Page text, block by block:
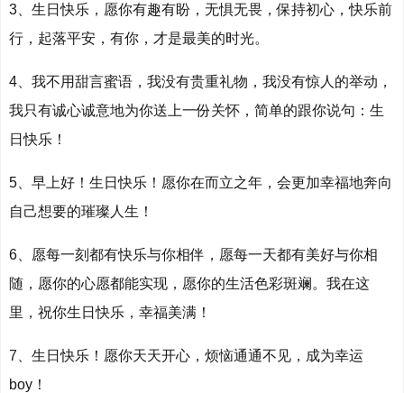
3、生日快乐，愿你有趣有盼，无惧无畏，保持初心，快乐前
行，起落平安，有你，才是最美的时光。
4、我不用甜言蜜语，我没有贵重礼物，我没有惊人的举动，
我只有诚心诚意地为你送上一份关怀，简单的跟你说句：生
日快乐！
5、早上好！生日快乐！愿你在而立之年，会更加幸福地奔向
自己想要的璀璨人生！
6、愿每一刻都有快乐与你相伴，愿每一天都有美好与你相
随，愿你的心愿都能实现，愿你的生活色彩斑斓。我在这
里，祝你生日快乐，幸福美满！
7、生日快乐！愿你天天开心，烦恼通通不见，成为幸运
boy！